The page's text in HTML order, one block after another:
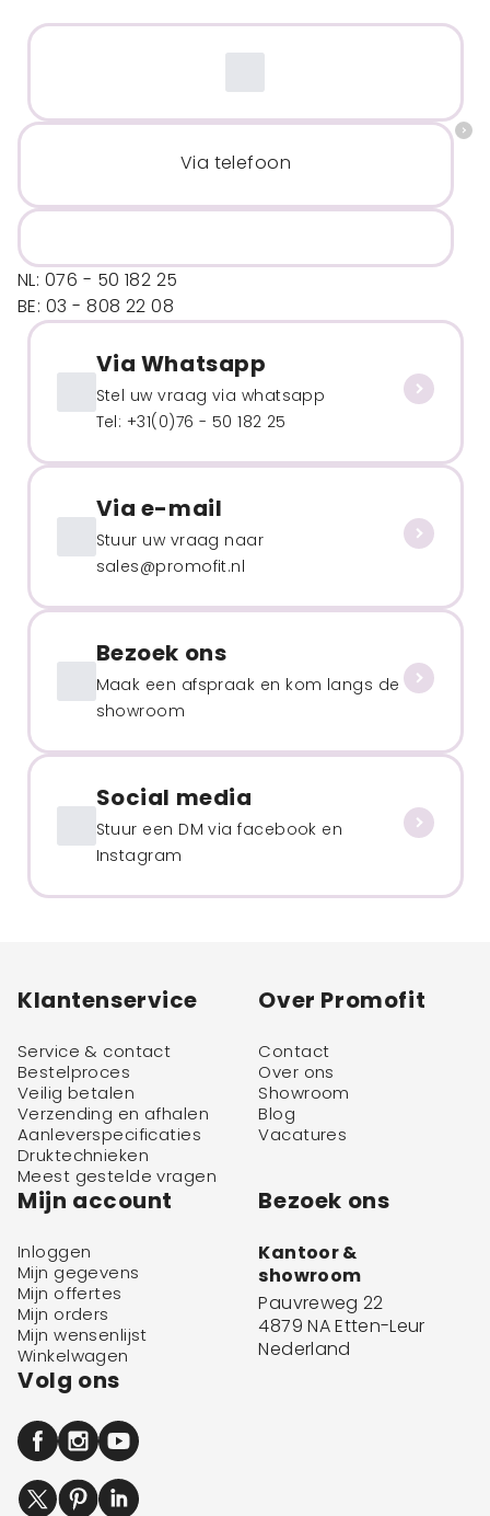
Via telefoon
NL: 076 - 50 182 25
BE: 03 - 808 22 08
Via Whatsapp
Stel uw vraag via whatsapp
Tel: +31(0)76 - 50 182 25
Via e-mail
Stuur uw vraag naar
sales@promofit.nl
Bezoek ons
Maak een afspraak en kom langs de
showroom
Social media
Stuur een DM via facebook en
Instagram
Klantenservice
Service & contact
Bestelproces
Veilig betalen
Verzending en afhalen
Aanleverspecificaties
Druktechnieken
Meest gestelde vragen
Over Promofit
Contact
Over ons
Showroom
Blog
Vacatures
Mijn account
Inloggen
Mijn gegevens
Mijn offertes
Mijn orders
Mijn wensenlijst
Winkelwagen
Bezoek ons
Kantoor &
showroom
Pauvreweg 22
4879 NA Etten-Leur
Nederland
Volg ons